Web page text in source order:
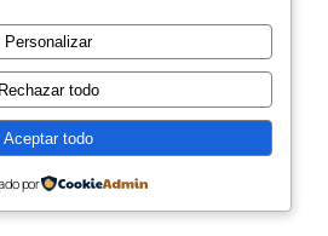
Personalizar
Rechazar todo
Aceptar todo
por